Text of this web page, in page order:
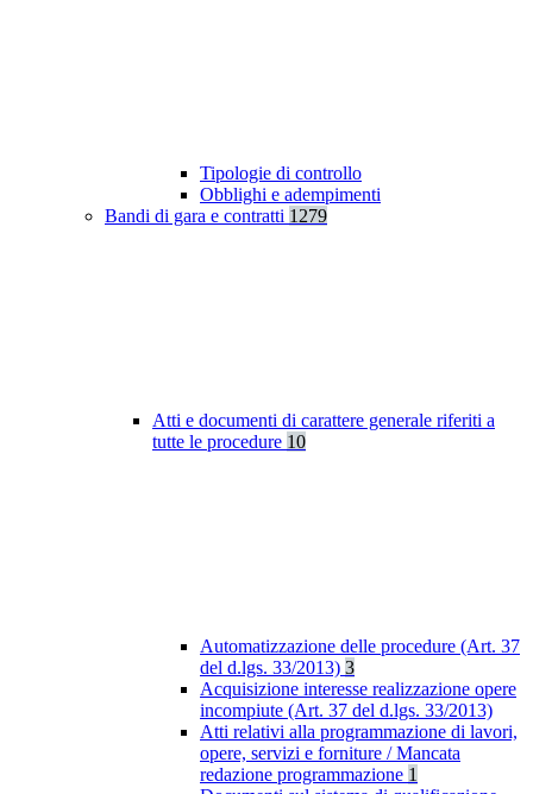
Tipologie di controllo
Obblighi e adempimenti
Bandi di gara e contratti 1279
Atti e documenti di carattere generale riferiti a
tutte le procedure 10
Automatizzazione delle procedure (Art. 37
del d.lgs. 33/2013) 3
Acquisizione interesse realizzazione opere
incompiute (Art. 37 del d.lgs. 33/2013)
Atti relativi alla programmazione di lavori,
opere, servizi e forniture / Mancata
redazione programmazione 1